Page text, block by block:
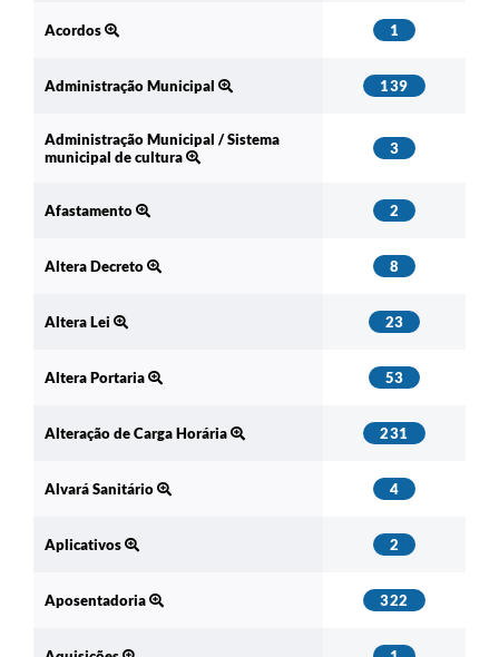
Acordos 1
Administração Municipal 139
Administração Municipal / Sistema
municipal de cultura
3
Afastamento 2
Altera Decreto 8
Altera Lei 23
Altera Portaria 53
Alteração de Carga Horária 231
Alvará Sanitário 4
Aplicativos 2
Aposentadoria 322